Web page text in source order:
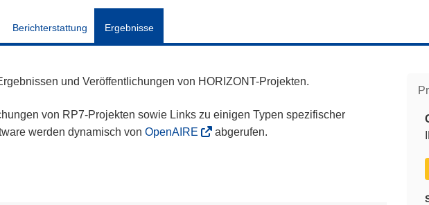
Berichterstattung Ergebnisse
und Veröffentlichungen von HORIZONT-Projekten.
von RP7-Projekten sowie Links zu einigen Typen spezifischer
werden dynamisch von OpenAIRE abgerufen.